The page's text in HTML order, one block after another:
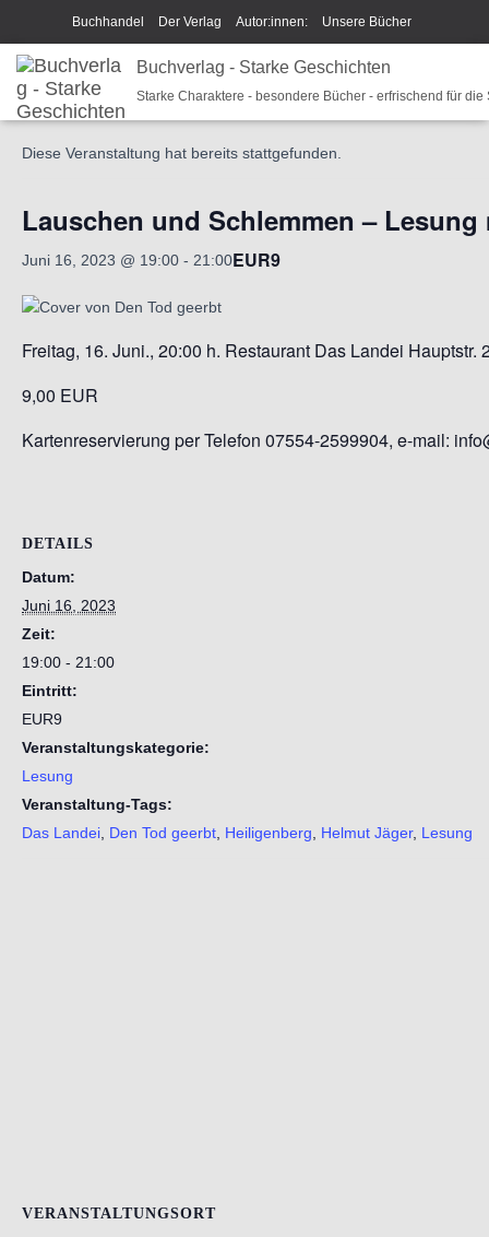
Buchhandel Der Verlag Autor:innen: Unsere Bücher
Ich beschreibe Dir mein Buch Shop Team News
Unsere Philosophie
Widerrufsrecht und Rückgaberecht Termine u Veranstaltungen
Buchverlag - Starke Geschichten
Starke Charaktere - besondere Bücher - erfrischend für die
« Alle Veranstaltungen
Diese Veranstaltung hat bereits stattgefunden.
Lauschen und Schlemmen –
Juni 16, 2023 @ 19:00 - 21:00EUR9
Freitag, 16. Juni., 20:00 h. Restaurant Das Landei Hauptstr.
9,00 EUR
Kartenreservierung per Telefon 07554-2599904, e-mail:
DETAILS
Datum:
Juni 16, 2023
Zeit:
19:00 - 21:00
Eintritt:
EUR9
Veranstaltungskategorie:
Lesung
Veranstaltung-Tags:
Das Landei Den Tod geerbt Heiligenberg Helmut Jäger, Lesung
VERANSTALTUNGSORT